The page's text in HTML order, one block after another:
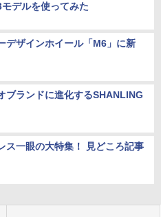
デルを使ってみた
デザインホイール「M6」に新
ブランドに進化するSHANLING
ス一眼の大特集！ 見どころ記事